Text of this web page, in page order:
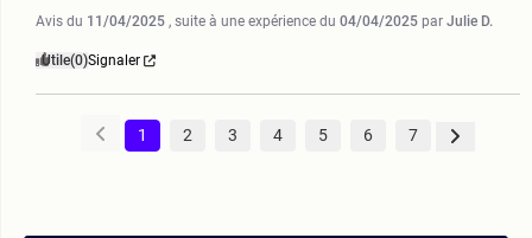
Avis du 11/04/2025 , suite à une expérience du 04/04/2025 par Julie D.
Utile(0)Signaler
1 2 3 4 5 6 7